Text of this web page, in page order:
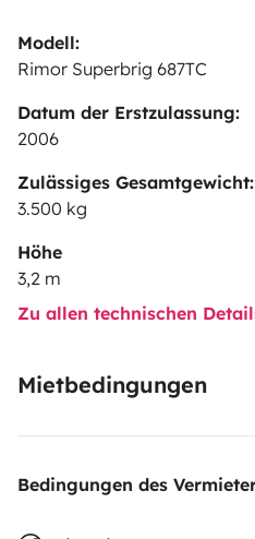
Modell:
Rimor Superbrig 687TC
Datum der Erstzulassung:
2006
Zulässiges Gesamtgewicht:
3.500 kg
Höhe
3,2 m
Zu allen technischen
Mietbedingungen
Bedingungen des